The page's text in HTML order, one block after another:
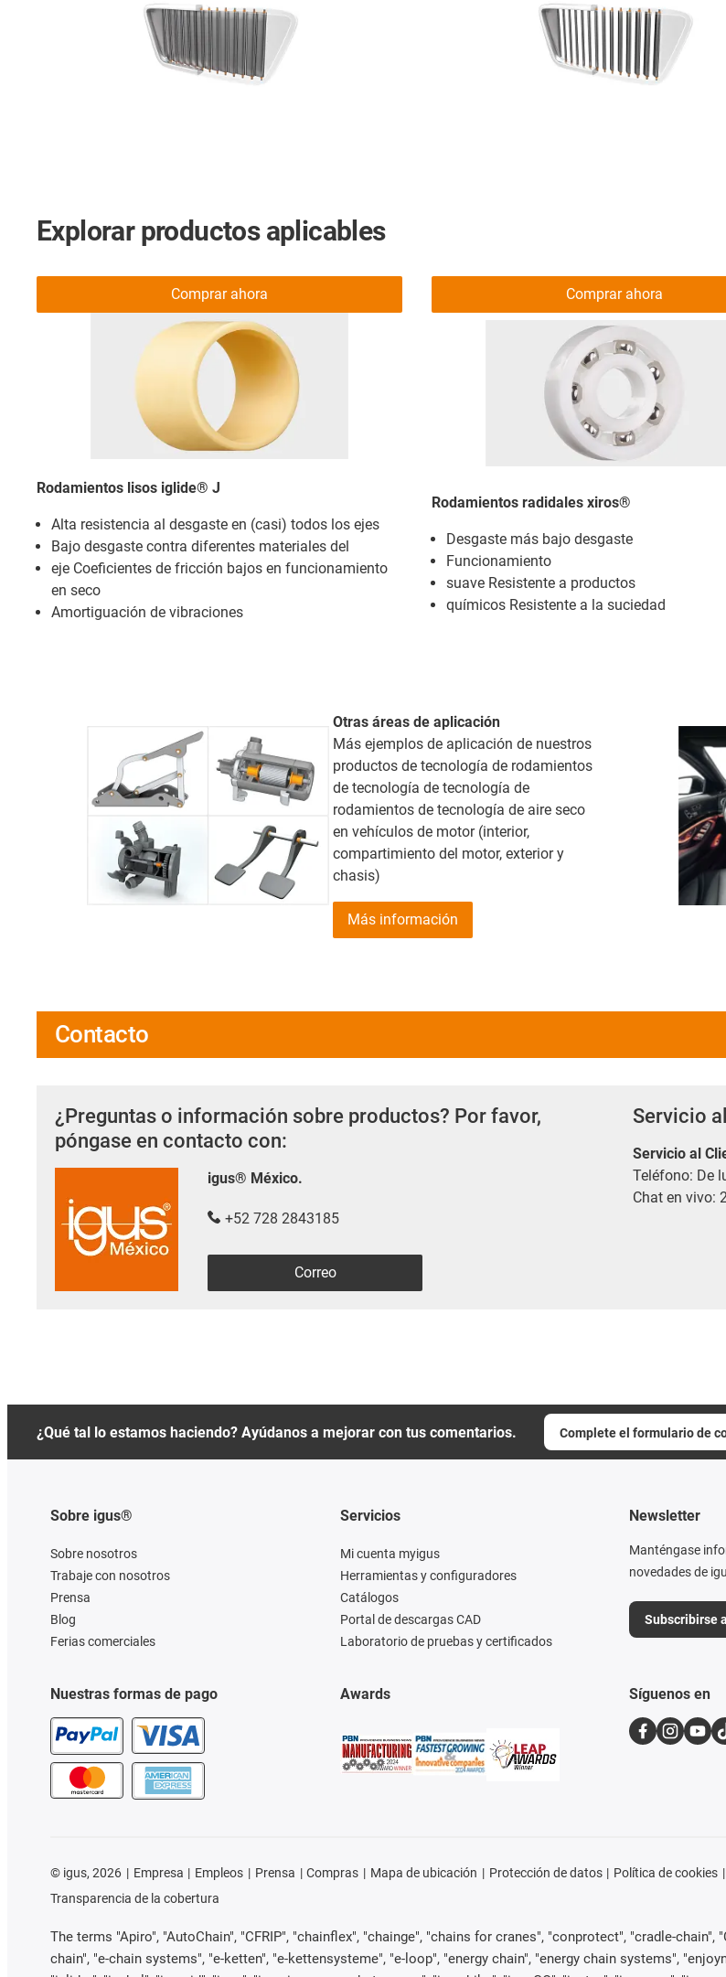
Explorar productos aplicables
Rodamientos lisos iglide® J
Alta resistencia al desgaste en (casi) todos los ejes
Bajo desgaste contra diferentes materiales del
eje Coeficientes de fricción bajos en funcionamiento
en seco
Amortiguación de vibraciones
Comprar ahora
Rodamientos radidales xiros®
Desgaste más bajo desgaste
Funcionamiento
suave Resistente a productos
químicos Resistente a la suciedad
Comprar ahora
Otras áreas de aplicación
Más ejemplos de aplicación de nuestros
productos de tecnología de rodamientos
de tecnología de tecnología de
rodamientos de tecnología de aire seco
en vehículos de motor (interior,
compartimiento del motor, exterior y
chasis)
Más información
Contacto
¿Preguntas o información sobre productos? Por favor,
póngase en contacto con:
igus® México.
+52 728 2843185
Correo
Servicio
Servicio al
Teléfono: De
Chat en vivo:
¿Qué tal lo estamos haciendo? Ayúdanos a mejorar con tus comentarios. Complete el formulario de
Sobre igus®
Sobre nosotros
Trabaje con nosotros
Prensa
Blog
Ferias comerciales
Nuestras formas de pago
Servicios
Mi cuenta myigus
Herramientas y configuradores
Catálogos
Portal de descargas CAD
Laboratorio de pruebas y certificados
Awards
Newsletter
Manténgase
novedades de
Subscribirse
Síguenos en
© igus, 2026 Empresa Empleos Prensa Compras Mapa de ubicación Protección de datos Política de cookies
Transparencia de la cobertura
The terms "Apiro", "AutoChain", "CFRIP", "chainflex", "chainge", "chains for cranes", "conprotect", "cradle-chain",
chain", "e-chain systems", "e-ketten", "e-kettensysteme", "e-loop", "energy chain", "energy chain systems",